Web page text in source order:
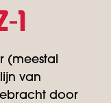
(meestal
van
door